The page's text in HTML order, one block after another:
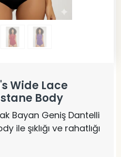
Wide Lace
Body
Bayan Geniş Dantelli
ile şıklığı ve rahatlığı